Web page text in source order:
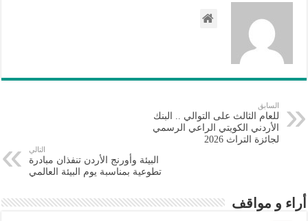
السابق
للعام الثالث على التوالي .. البنك
الأردني الكويتي الراعي الرسمي
لجائزة التراث 2026
التالي
البيئة وأورنج الأردن تنفذان مبادرة
تطوعية بمناسبة يوم البيئة العالمي
أراء و مواقف